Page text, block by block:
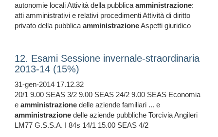
autonomie locali Attività della pubblicaamministrazione:
atti amministrativi e relativi procedimenti Attività di diritto
privato della pubblicaamministrazioneAspetti giuridico
12. Esami Sessione invernale-straordinaria
2013-14 (15%)
31-gen-2014 17.12.32
20/1 9.00 SEAS 3/2 9.00 SEAS 24/2 9.00 SEAS Economia
e amministrazione delle aziende familiari ... e
amministrazione delle aziende pubbliche Torcivia Angileri
LM77 G.S.S.A. I 84s 14/1 15.00 SEAS 4/2